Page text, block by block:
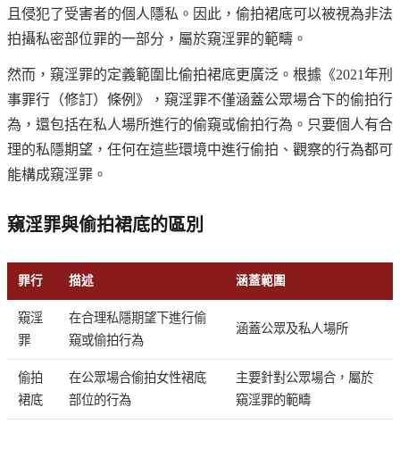
且侵犯了受害者的個人隱私。因此，偷拍裙底可以被視為非法
拍攝私密部位罪的一部分，屬於窺淫罪的範疇。
然而，窺淫罪的定義範圍比偷拍裙底更廣泛。根據《2021年刑
事罪行（修訂）條例》，窺淫罪不僅涵蓋公眾場合下的偷拍行
為，還包括在私人場所進行的偷窺或偷拍行為。只要個人有合
理的私隱期望，任何在這些環境中進行偷拍、觀察的行為都可
能構成窺淫罪。
窺淫罪與偷拍裙底的區別
罪行 描述 涵蓋範圍
窺淫
罪
在合理私隱期望下進行偷
窺或偷拍行為
涵蓋公眾及私人場所
偷拍
裙底
在公眾場合偷拍女性裙底
部位的行為
主要針對公眾場合，屬於
窺淫罪的範疇